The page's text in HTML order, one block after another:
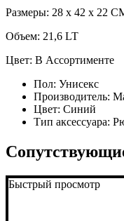
Размеры: 28 x 42 x 22
Объем: 21,6 LT
Цвет: В Ассортименте
Пол: Унисекс
Производитель:
Цвет: Синий
Тип аксессуара:
Быстрый просмотр